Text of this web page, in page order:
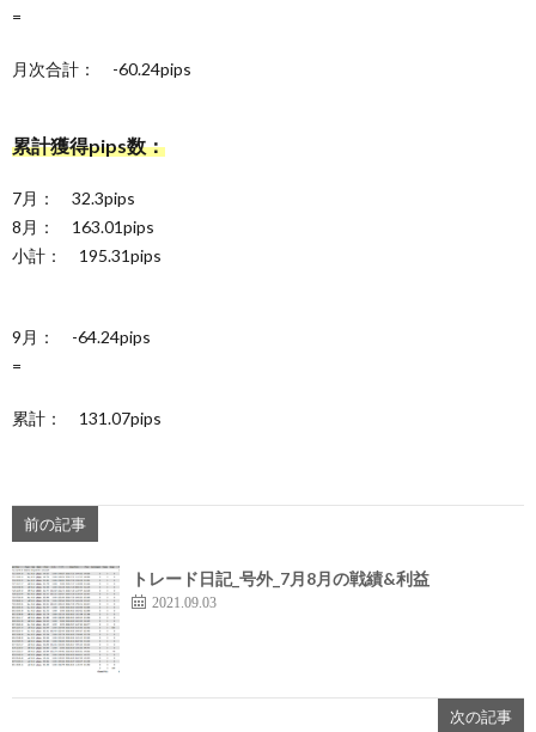
=
月次合計： -60.24pips
累計獲得pips数：
7月： 32.3pips
8月： 163.01pips
小計： 195.31pips
9月： -64.24pips
=
累計： 131.07pips
前の記事
トレード日記_号外_7月8月の戦績&利益
2021.09.03
次の記事